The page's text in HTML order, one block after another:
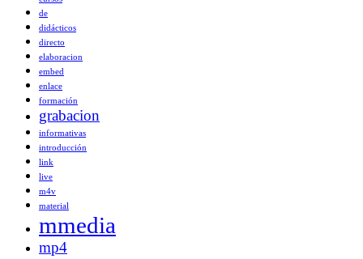
de
didácticos
directo
elaboracion
embed
enlace
formación
grabacion
informativas
introducción
link
live
m4v
material
mmedia
mp4